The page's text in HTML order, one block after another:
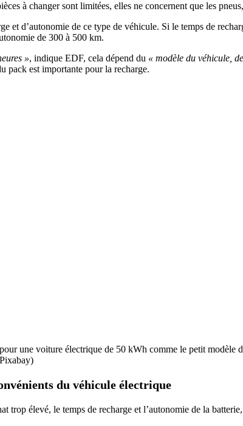
à changer sont limitées, elles ne concernent que les
et d’autonomie de ce type de véhicule. Si le temps de
de 300 à 500 km.
», indique EDF, cela dépend du « modèle du véhicule,
pack est importante pour la recharge.
une voiture électrique de 50 kWh comme le petit modèle
du véhicule électrique
trop élevé, le temps de recharge et l’autonomie de la